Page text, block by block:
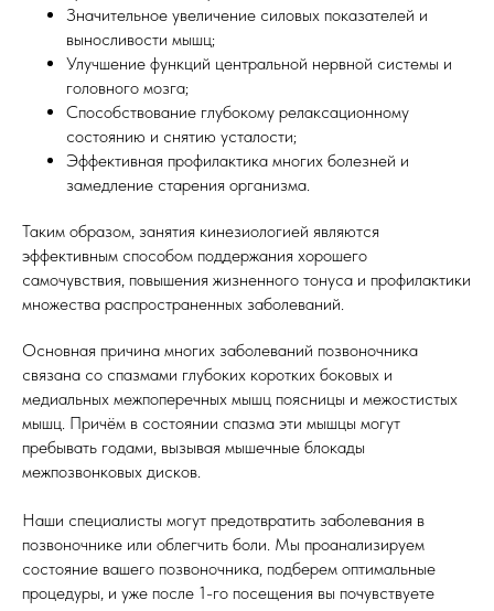
Значительное увеличение силовых показателей и
выносливости мышц;
Улучшение функций центральной нервной системы и
головного мозга;
Способствование глубокому релаксационному
состоянию и снятию усталости;
Эффективная профилактика многих болезней и
замедление старения организма.
Таким образом, занятия кинезиологией являются
эффективным способом поддержания хорошего
самочувствия, повышения жизненного тонуса и профилактики
множества распространенных заболеваний.
Основная причина многих заболеваний позвоночника
связана со спазмами глубоких коротких боковых и
медиальных межпоперечных мышц поясницы и межостистых
мышц. Причём в состоянии спазма эти мышцы могут
пребывать годами, вызывая мышечные блокады
межпозвонковых дисков.
Наши специалисты могут предотвратить заболевания в
позвоночнике или облегчить боли. Мы проанализируем
состояние вашего позвоночника, подберем оптимальные
процедуры, и уже после 1-го посещения вы почувствуете